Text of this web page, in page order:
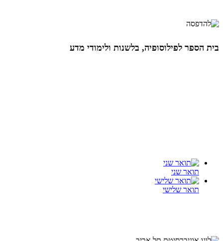
בית הספר לפילוסופיה, בלשנות ולימודי מדע
תואר שני
תואר שלישי